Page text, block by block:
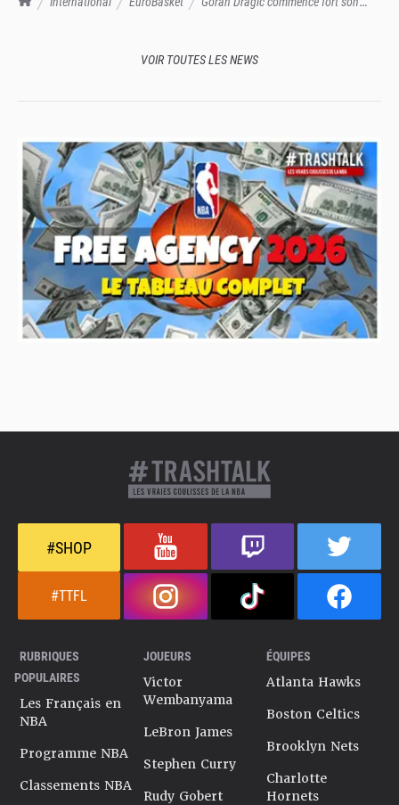
VOIR TOUTES LES NEWS
#SHOP
#TTFL
RUBRIQUES
POPULAIRES
Les Français en
NBA
Programme NBA
Classements NBA
JOUEURS
Victor
Wembanyama
LeBron James
Stephen Curry
Rudy Gobert
ÉQUIPES
Atlanta Hawks
Boston Celtics
Brooklyn Nets
Charlotte
Hornets